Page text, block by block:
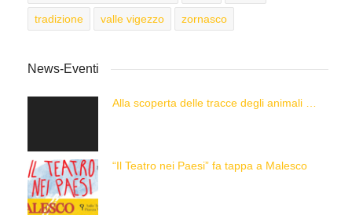
tradizione valle vigezzo zornasco
News-Eventi
Alla scoperta delle tracce degli animali delle Alpi con “Caccia alla Traccia!”
“Il Teatro nei Paesi” fa tappa a Malesco